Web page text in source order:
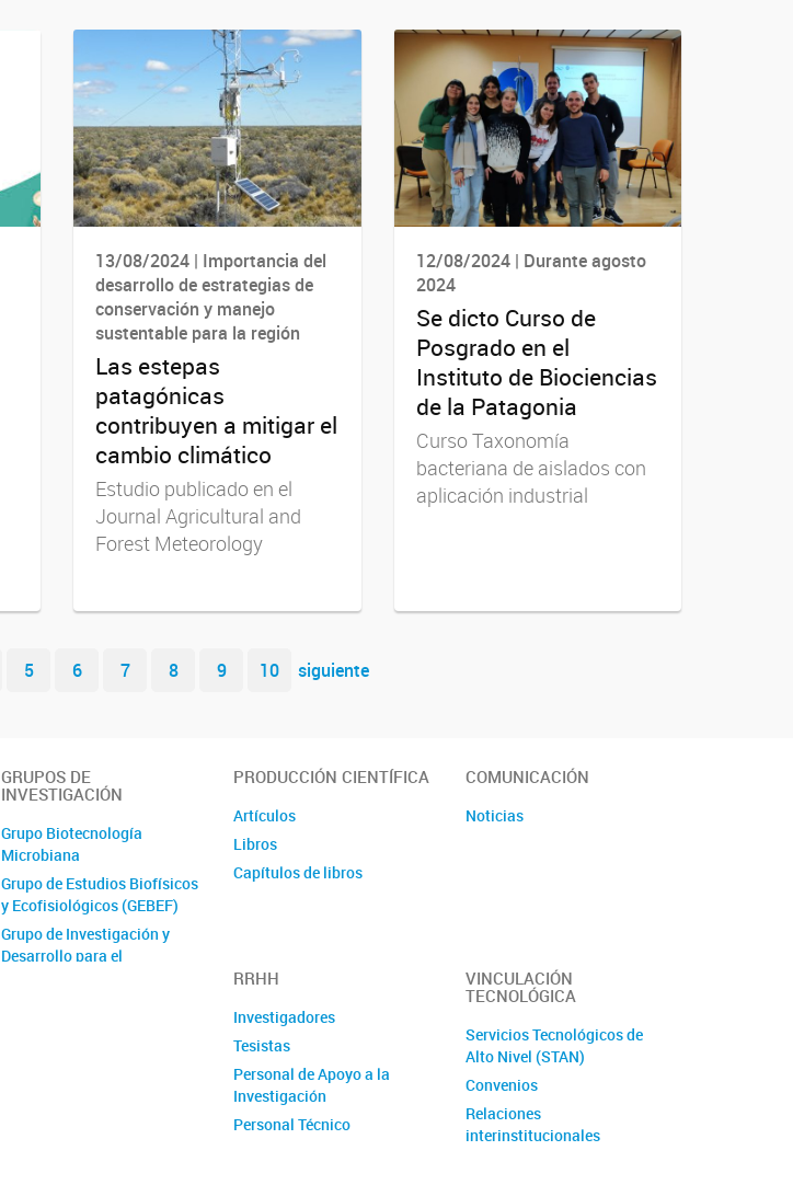
13/08/2024 | Importancia del
desarrollo de estrategias de
conservación y manejo
sustentable para la región
Las estepas
patagónicas
contribuyen a mitigar el
cambio climático
Estudio publicado en el
Journal Agricultural and
Forest Meteorology
12/08/2024 | Durante agosto
2024
Se dicto Curso de
Posgrado en el
Instituto de Biociencias
de la Patagonia
Curso Taxonomía
bacteriana de aislados con
aplicación industrial
5 6 7 8 9 10 siguiente
GRUPOS DE
INVESTIGACIÓN
Grupo Biotecnología
Microbiana
Grupo de Estudios Biofísicos
y Ecofisiológicos (GEBEF)
Grupo de Investigación y
Desarrollo para el
PRODUCCIÓN CIENTÍFICA
Artículos
Libros
Capítulos de libros
COMUNICACIÓN
Noticias
RRHH
Investigadores
Tesistas
Personal de Apoyo a la
Investigación
Personal Técnico
VINCULACIÓN
TECNOLÓGICA
Servicios Tecnológicos de
Alto Nivel (STAN)
Convenios
Relaciones
interinstitucionales